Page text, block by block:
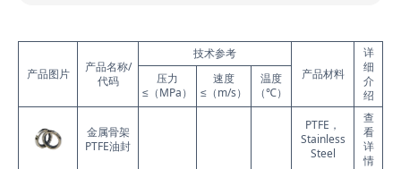
产品图片
产品名称/
代码
技术参考
产品材料
详
细
介
绍
压力
≤（MPa）
速度
≤（m/s）
温度
（℃）
金属骨架
PTFE油封
PTFE，
Stainless
Steel
查
看
详
情